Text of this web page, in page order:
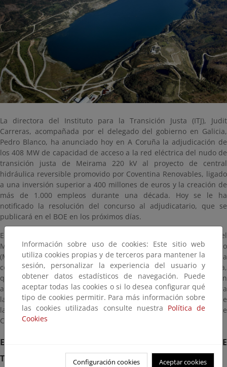
La directora del Instituto para la Transición Justa (ITJ), Judit
Carreras, acompañada por el delegado del gobierno en Galicia,
Pedro Blanco, ha anunciado hoy en A Coruña la adjudicación de
los 408 MW de capacidad de acceso a la red eléctrica del nudo de
transición justa de Meirama 220 kV al proyecto de central
hidráulica reversible promovido por Coventina Renovables, ligado
a una inversión superior a 400 millones de euros y la creación de
más de 1.000 empleos durante una década. Hoy se le ha
notificado la resolución del concurso al adjudicatario, que se
publicará en el BOE en los próximos días.
El concurso, impulsado por el ITJ, organismo dependiente del
Ministerio para la Transición Ecológica y el Reto Demográfico
(MITECO), ha seguido un procedimiento de concurrencia
competitiva para otorgar los derechos de acceso a la red eléctrica,
que prioriza aquellos proyectos que, minimizando la afección
ambiental, maximicen los beneficios socioeconómicos locales para
la zona de transición justa de Meirama, afectada por el cierre de
la central térmica homónima y compuesta por los municipios de
Carral, Cerceda, A Laracha, Ordes y Tordoia.
EMPLEO, FORMACIÓN E INVERSIÓN EN LA ZONA DE
TRANSICIÓN JUSTA
Información sobre uso de cookies: Este sitio web
utiliza cookies propias y de terceros para mantener la
sesión, personalizar la experiencia del usuario y
obtener datos estadísticos de navegación. Puede
aceptar todas las cookies o si lo desea configurar qué
tipo de cookies permitir. Para más información sobre
las cookies utilizadas consulte nuestra Política de
Cookies
Configuración cookies Aceptar cookies